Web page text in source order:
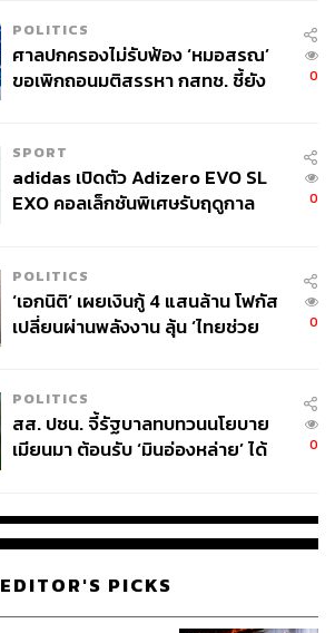
POLITICS
ศาลปกครองไม่รับฟ้อง ‘หมอสรณ’
ขอเพิกถอนมติสรรหา กสทช. ชี้ยัง
0
SPORT
adidas เปิดตัว Adizero EVO SL
EXO คอลเล็กชันพิเศษรับฤดูกาล
0
POLITICS
‘เอกนิติ’ เผยเงินกู้ 4 แสนล้าน โฟกัส
เปลี่ยนผ่านพลังงาน ลุ้น ‘ไทยช่วย
0
POLITICS
สส. ปชน. จี้รัฐบาลทบทวนนโยบาย
เมียนมา ต้อนรับ ‘มินอ่องหล่าย’ ได้
0
EDITOR'S PICKS